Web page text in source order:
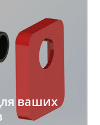
ваших